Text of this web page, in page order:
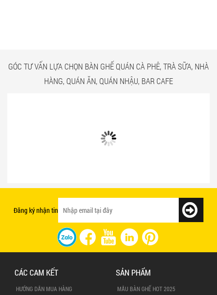
GÓC TƯ VẤN LỰA CHỌN BÀN GHẾ QUÁN CÀ PHÊ, TRÀ SỮA, NHÀ
HÀNG, QUÁN ĂN, QUÁN NHẬU, BAR CAFE
Đăng ký nhận tin
CÁC CAM KẾT
HƯỚNG DẪN MUA HÀNG
SẢN PHẨM
MẪU BÀN GHẾ HOT 2025